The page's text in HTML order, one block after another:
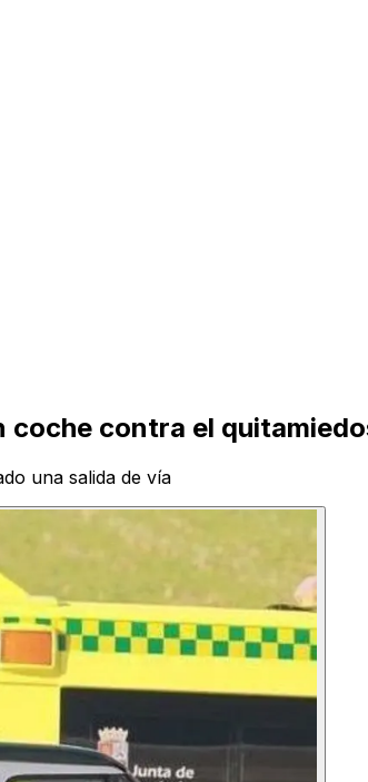
coche contra el
una salida de vía